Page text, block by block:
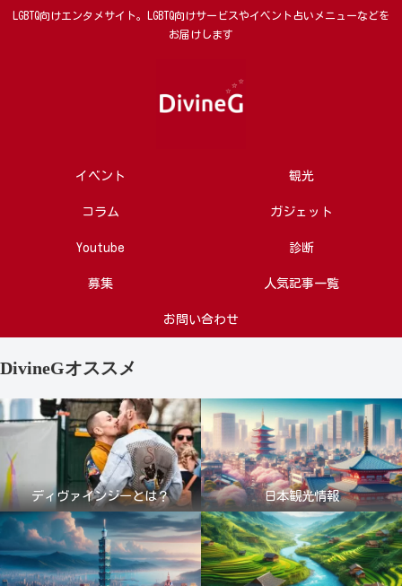
LGBTQ向けエンタメサイト。LGBTQ向けサービスやイベント占いメニューなどを
お届けします
イベント 観光
コラム ガジェット
Youtube 診断
募集 人気記事一覧
お問い合わせ
DivineGオススメ
ディヴァインジーとは？ 日本観光情報